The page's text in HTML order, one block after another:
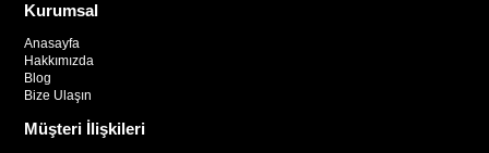
Kurumsal
Anasayfa
Hakkımızda
Blog
Bize Ulaşın
Müşteri İlişkileri